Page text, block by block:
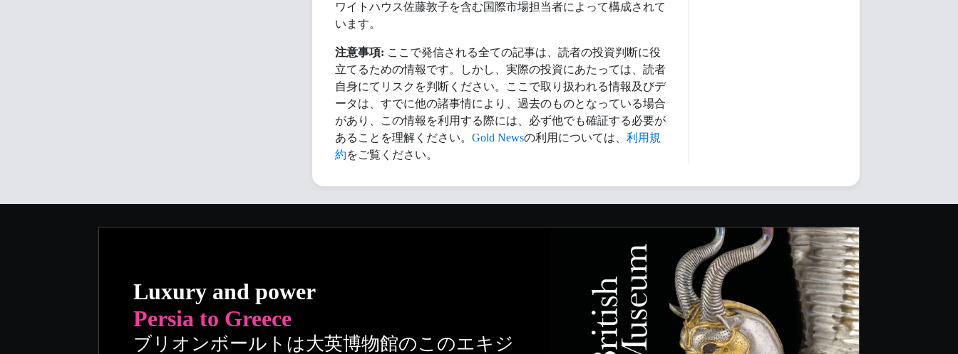
ワイトハウス佐藤敦子を含む国際市場担当者によって構成されて
います。
注意事項: ここで発信される全ての記事は、読者の投資判断に役
立てるための情報です。しかし、実際の投資にあたっては、読者
自身にてリスクを判断ください。ここで取り扱われる情報及びデ
ータは、すでに他の諸事情により、過去のものとなっている場合
があり、この情報を利用する際には、必ず他でも確証する必要が
あることを理解ください。 Gold Newsの利用については、 利用規
約をご覧ください。
Luxury and power
Persia to Greece
ブリオンボールトは大英博物館のこのエキジ